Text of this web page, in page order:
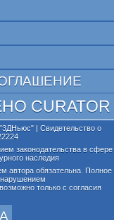
CURATOR
| Свидетельство о
законодательства в сфере
наследия
автора обязательна. Полное
нарушением
только с согласия